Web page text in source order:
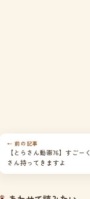
← 前の記事
【とらさん動画76】すごー
さん持ってきますよ